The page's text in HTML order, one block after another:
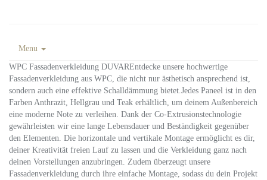
Menu
WPC Fassadenverkleidung DUVAREntdecke unsere hochwertige
Fassadenverkleidung aus WPC, die nicht nur ästhetisch ansprechend ist,
sondern auch eine effektive Schalldämmung bietet.Jedes Paneel ist in den
Farben Anthrazit, Hellgrau und Teak erhältlich, um deinem Außenbereich
eine moderne Note zu verleihen. Dank der Co-Extrusionstechnologie
gewährleisten wir eine lange Lebensdauer und Beständigkeit gegenüber
den Elementen. Die horizontale und vertikale Montage ermöglicht es dir,
deiner Kreativität freien Lauf zu lassen und die Verkleidung ganz nach
deinen Vorstellungen anzubringen. Zudem überzeugt unsere
Fassadenverkleidung durch ihre einfache Montage, sodass du dein Projekt